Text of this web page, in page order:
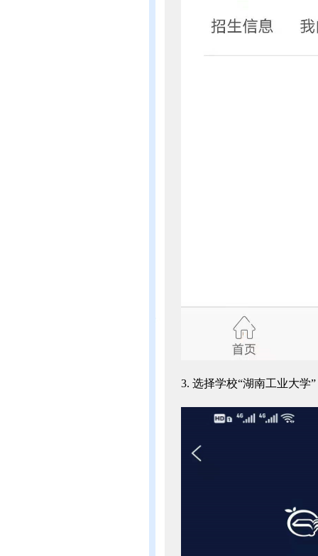
3. 选择学校“湖南工业大学